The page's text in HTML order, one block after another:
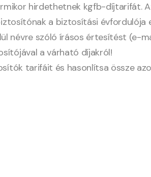
hirdethetnek kgfb-díjtarifát.
a biztosítási
névre szóló írásos értesítést (e-
a várható díjakról!
tarifáit és hasonlítsa össze